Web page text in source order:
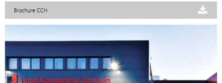
Brochure CCH